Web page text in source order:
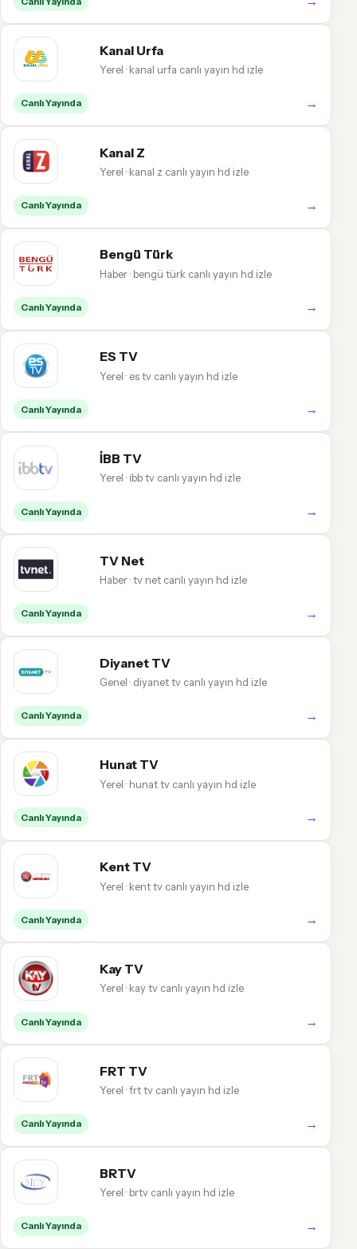
Kanal Urfa
Yerel · kanal urfa canlı yayın hd izle
Canlı Yayında →
Kanal Z
Yerel · kanal z canlı yayın hd izle
Canlı Yayında →
Bengü Türk
Haber · bengü türk canlı yayın hd izle
Canlı Yayında →
ES TV
Yerel · es tv canlı yayın hd izle
Canlı Yayında →
İBB TV
Yerel · i̇bb tv canlı yayın hd izle
Canlı Yayında →
TV Net
Haber · tv net canlı yayın hd izle
Canlı Yayında →
Diyanet TV
Genel · diyanet tv canlı yayın hd izle
Canlı Yayında →
Hunat TV
Yerel · hunat tv canlı yayın hd izle
Canlı Yayında →
Kent TV
Yerel · kent tv canlı yayın hd izle
Canlı Yayında →
Kay TV
Yerel · kay tv canlı yayın hd izle
Canlı Yayında →
FRT TV
Yerel · frt tv canlı yayın hd izle
Canlı Yayında →
BRTV
Yerel · brtv canlı yayın hd izle
Canlı Yayında →